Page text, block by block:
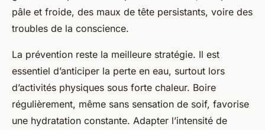
pâle et froide, des maux de tête persistants, voire des
troubles de la conscience.
La prévention reste la meilleure stratégie. Il est
essentiel d’anticiper la perte en eau, surtout lors
d’activités physiques sous forte chaleur. Boire
régulièrement, même sans sensation de soif, favorise
une hydratation constante. Adapter l’intensité de